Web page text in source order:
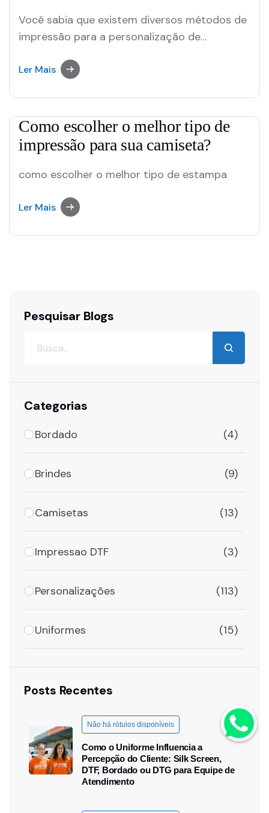
Você sabia que existem diversos métodos de
impressão para a personalização de
possibilidades são: sublimação, DTG, bordado
momento de realizar a escolha ideal para
estampar as suas peças. Afinal, cada uma
das…
Ler Mais
Como escolher o melhor tipo de
impressão para sua camiseta?
como escolher o melhor tipo de estampa
Ler Mais
Pesquisar Blogs
Categorias
Bordado (4)
Brindes (9)
Camisetas (13)
Impressao DTF (3)
Personalizações (113)
Uniformes (15)
Posts Recentes
Não há rótulos disponíveis
Como o Uniforme Influencia a
Percepção do Cliente: Silk Screen,
DTF, Bordado ou DTG para Equipe de
Atendimento